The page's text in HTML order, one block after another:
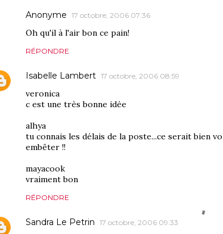
Anonyme 17 octobre, 2006 07:36
Oh qu'il à l'air bon ce pain!
RÉPONDRE
Isabelle Lambert 17 octobre, 2006 08:59
veronica
c est une très bonne idée
alhya
tu connais les délais de la poste...ce serait bien
embêter !!
mayacook
vraiment bon
RÉPONDRE
Sandra Le Petrin 17 octobre, 2006 09:33